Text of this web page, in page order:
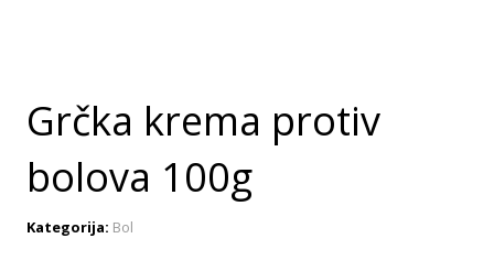
Grčka krema protiv
bolova 100g
Kategorija: Bol